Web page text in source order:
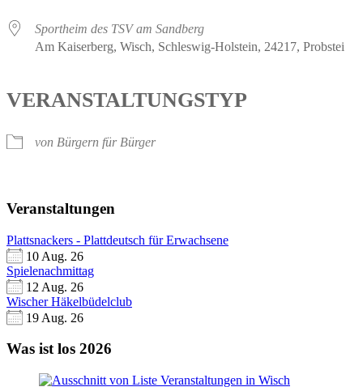
Sportheim des TSV am Sandberg
Am Kaiserberg, Wisch, Schleswig-Holstein, 24217, Probstei
VERANSTALTUNGSTYP
von Bürgern für Bürger
Veranstaltungen
Plattsnackers - Plattdeutsch für Erwachsene
10 Aug. 26
Spielenachmittag
12 Aug. 26
Wischer Häkelbüdelclub
19 Aug. 26
Was ist los 2026